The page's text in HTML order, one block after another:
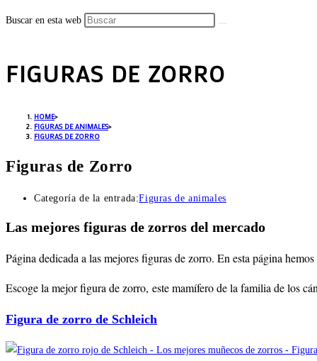
Buscar en esta web
FIGURAS DE ZORRO
HOME>
FIGURAS DE ANIMALES>
FIGURAS DE ZORRO
Figuras de Zorro
Categoría de la entrada:Figuras de animales
Las mejores figuras de zorros del mercado
Página dedicada a las mejores figuras de zorro. En esta página
Escoge la mejor figura de zorro, este mamífero de la familia de los
Figura de zorro de Schleich